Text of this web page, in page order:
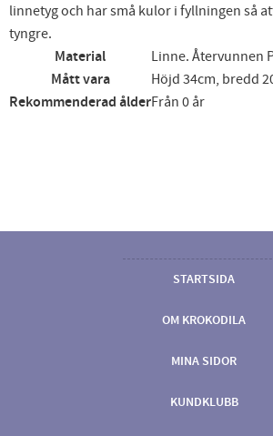
linnetyg och har små kulor i fyllningen så
tyngre.
Material Linne. Återvunnen
Mått vara Höjd 34cm, bredd
Rekommenderad ålderFrån 0 år
STARTSIDA
OM KROKODILA
MINA SIDOR
KUNDKLUBB